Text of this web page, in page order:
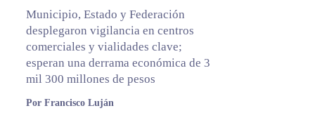
Municipio, Estado y Federación
desplegaron vigilancia en centros
comerciales y vialidades clave;
esperan una derrama económica de 3
mil 300 millones de pesos
Por Francisco Luján